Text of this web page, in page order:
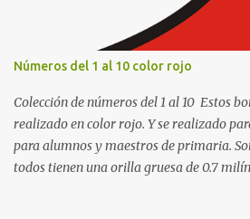
Números del 1 al 10 color rojo
Colección de números del 1 al 10 Estos
realizado en color rojo. Y se realizado
para alumnos y maestros de primaria.
todos tienen una orilla gruesa de 0.7